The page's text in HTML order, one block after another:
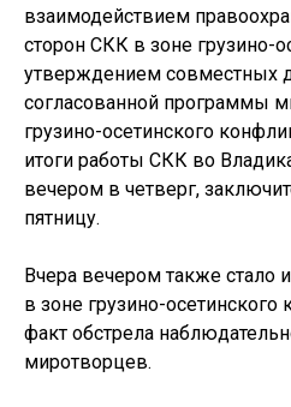
взаимодействием
сторон СКК в зоне грузино-
утверждением совместных
согласованной программы
грузино-осетинского
итоги работы СКК во
вечером в четверг,
пятницу.
Вчера вечером также стало
в зоне грузино-
факт обстрела
миротворцев.